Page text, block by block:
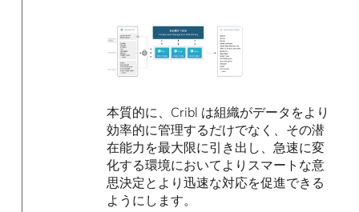
本質的に、Cribl は組織がデータをより
効率的に管理するだけでなく、その潜
在能力を最大限に引き出し、急速に変
化する環境においてよりスマートな意
思決定とより迅速な対応を促進できる
ようにします。